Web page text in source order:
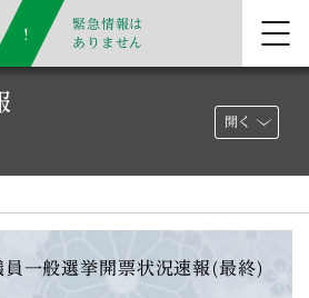
緊急情報は
ありません
開く
一般選挙開票状況速報(最終)